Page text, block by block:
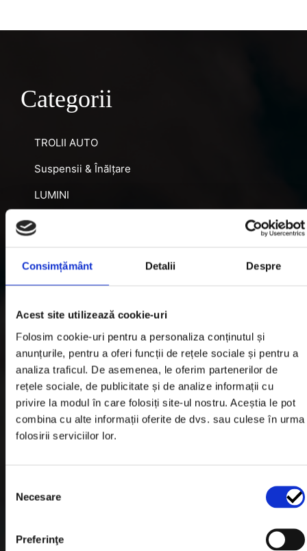
Consimțământ Detalii Despre
Acest site utilizează cookie-uri
Folosim cookie-uri pentru a personaliza conținutul și
anunțurile, pentru a oferi funcții de rețele sociale și pentru a
analiza traficul. De asemenea, le oferim partenerilor de
rețele sociale, de publicitate și de analize informații cu
privire la modul în care folosiți site-ul nostru. Aceștia le pot
combina cu alte informații oferite de dvs. sau culese în urma
folosirii serviciilor lor.
consimțământului
Necesare
Preferinţe
Categorii
TROLII AUTO
Suspensii & Înălțare
LUMINI
SNORKEL AUTO
DIFERENȚIALE BLOCABILE
Informatii utile
Informatii Livrare
Garantie si Retur
Termeni & Conditii
Politica de Confidentialitate